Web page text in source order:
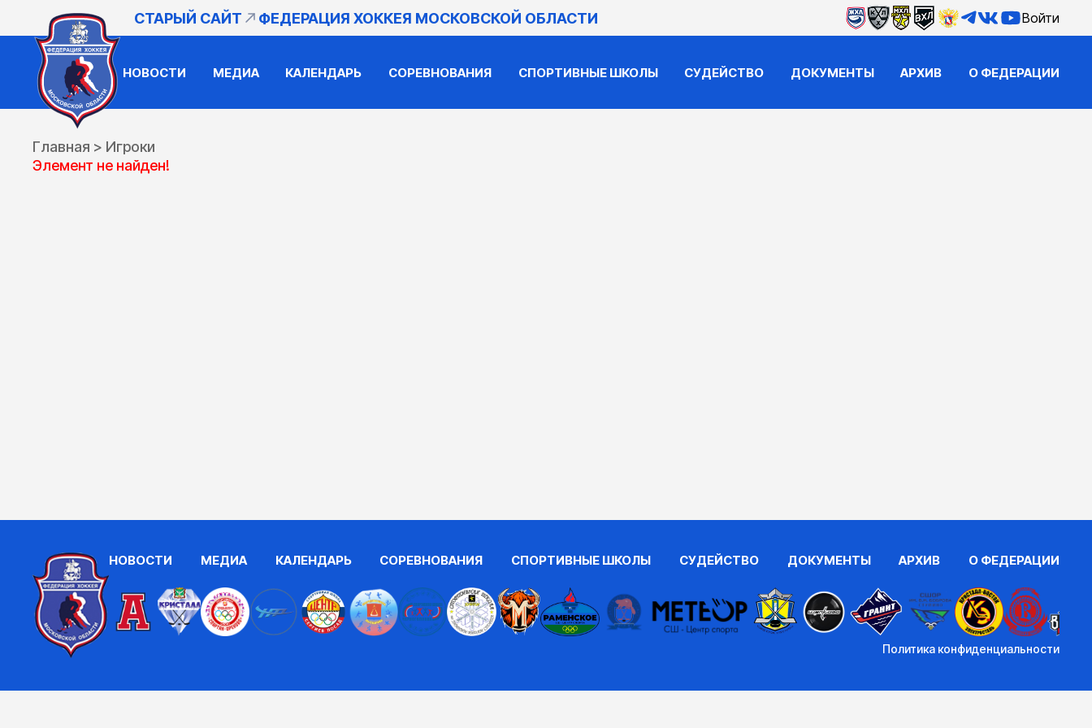
СТАРЫЙ САЙТ ФЕДЕРАЦИЯ ХОККЕЯ МОСКОВСКОЙ ОБЛАСТИ Войти
НОВОСТИ МЕДИА КАЛЕНДАРЬ СОРЕВНОВАНИЯ СПОРТИВНЫЕ ШКОЛЫ СУДЕЙСТВО ДОКУМЕНТЫ АРХИВ О ФЕДЕРАЦИИ
Главная > Игроки
Элемент не найден!
НОВОСТИ МЕДИА КАЛЕНДАРЬ СОРЕВНОВАНИЯ СПОРТИВНЫЕ ШКОЛЫ СУДЕЙСТВО ДОКУМЕНТЫ АРХИВ О ФЕДЕРАЦИИ
Политика конфиденциальности